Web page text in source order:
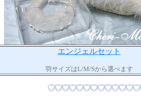
エンジェルセット
羽サイズはL/M/Sから選べます